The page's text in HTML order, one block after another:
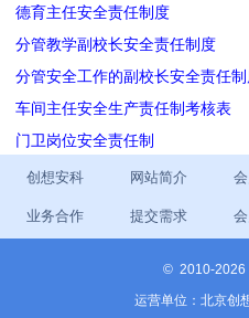
德育主任安全责任制度
分管教学副校长安全责任制度
分管安全工作的副校长安全责任
车间主任安全生产责任制考核表
门卫岗位安全责任制
创想安科 网站简介
业务合作 提交需求
© 2010-
运营单位：北京创